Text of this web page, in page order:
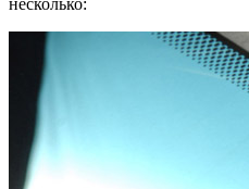
несколько: